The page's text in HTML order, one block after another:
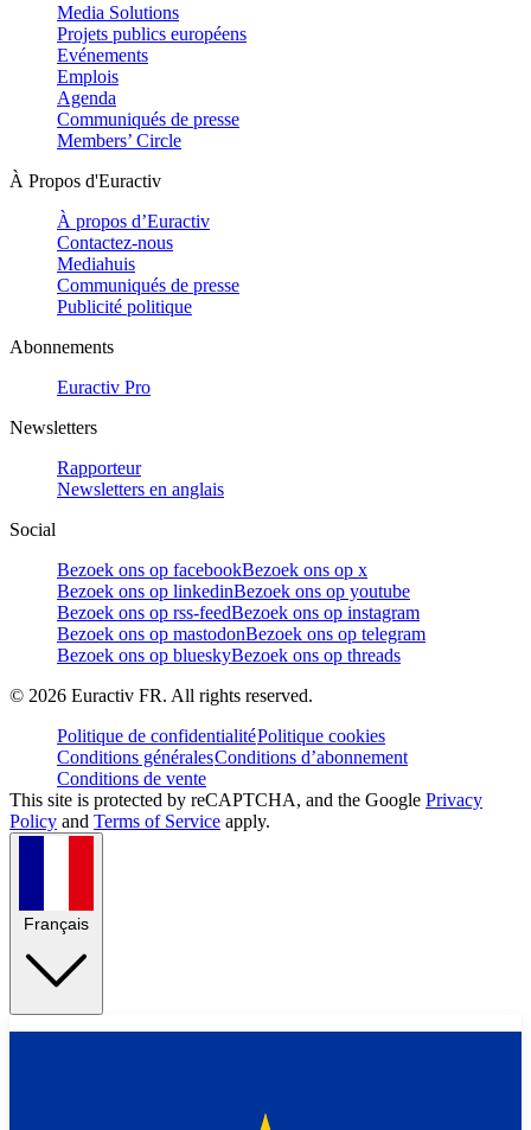
Media Solutions
Projets publics européens
Evénements
Emplois
Agenda
Communiqués de presse
Members’ Circle
À Propos d'Euractiv
À propos d’Euractiv
Contactez-nous
Mediahuis
Communiqués de presse
Publicité politique
Abonnements
Euractiv Pro
Newsletters
Rapporteur
Newsletters en anglais
Social
Bezoek ons op facebookBezoek ons op x
Bezoek ons op linkedinBezoek ons op youtube
Bezoek ons op rss-feedBezoek ons op instagram
Bezoek ons op mastodonBezoek ons op telegram
Bezoek ons op blueskyBezoek ons op threads
© 2026 Euractiv FR. All rights reserved.
Politique de confidentialitéPolitique cookies
Conditions généralesConditions d’abonnement
Conditions de vente
This site is protected by reCAPTCHA, and the Google Privacy
Policy and Terms of Service apply.
Français